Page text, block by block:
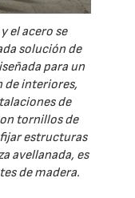
el acero se
solución de
para un
de interiores,
de
tornillos de
estructuras
avellanada, es
de madera.